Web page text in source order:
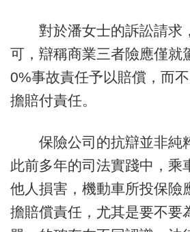
對於潘女士的訴訟請求
可，辯稱商業三者險應僅就
0%事故責任予以賠償，而
擔賠付責任。
保險公司的抗辯並非純粹
此前多年的司法實踐中，乘
他人損害，機動車所投保險
擔賠償責任，尤其是要不要